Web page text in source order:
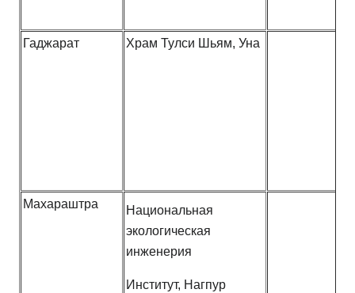
Гаджарат Храм Тулси Шьям, Уна
Махараштра
Национальная
экологическая
инженерия
Институт, Нагпур